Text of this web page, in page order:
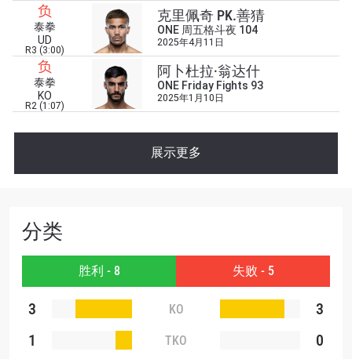
负
泰拳
UD
R3 (3:00)
克里佩奇 PK.善猜
ONE 周五格斗夜 104
2025年4月11日
负
泰拳
KO
R2 (1:07)
阿卜杜拉·翁达什
ONE Friday Fights 93
2025年1月10日
展示更多
分类
胜利 - 8 失败 - 5
3 KO
3
1
TKO
0
赛事
在任何地域观看ONE冠军赛，现在注册获得权限了
解最新资讯、解锁特别福利以及优先机遇获得直播
场次的最佳座位！
邮箱
名字
提交此表格签署弹出免责声明，即表示您同意我们
的隐私政策，我们将收集、使用和披露您的信息。
您可以随时取消订阅这些信息。